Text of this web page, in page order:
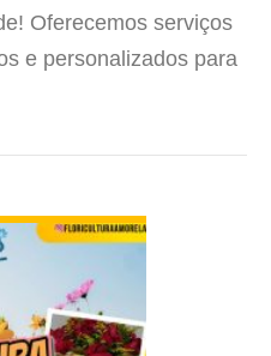
Oferecemos serviços
e personalizados para